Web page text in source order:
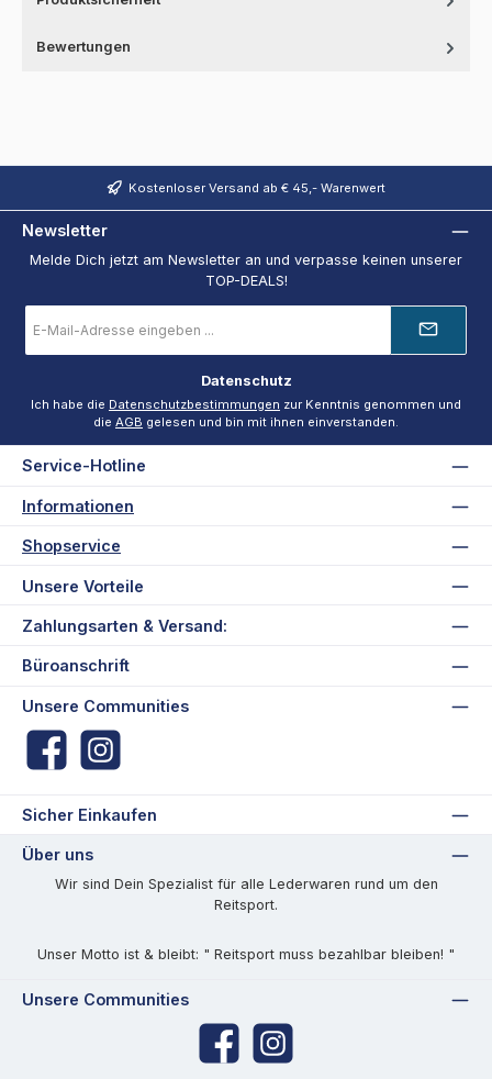
Bewertungen
Kostenloser Versand ab € 45,- Warenwert
Newsletter
Melde Dich jetzt am Newsletter an und verpasse keinen unserer
TOP-DEALS!
Mail-
Adresse
Datenschutz
Ich habe die Datenschutzbestimmungen zur Kenntnis genommen und
die AGB gelesen und bin mit ihnen einverstanden.
Service-Hotline
Informationen
Shopservice
Unsere Vorteile
Unsere Communities
FacebookInstagram
Zahlungsarten & Versand:
Büroanschrift
Sicher Einkaufen
Über uns
Wir sind Dein Spezialist für alle Lederwaren rund um den
Reitsport.
Unser Motto ist & bleibt: " Reitsport muss bezahlbar bleiben! "
Unsere Communities
FacebookInstagram